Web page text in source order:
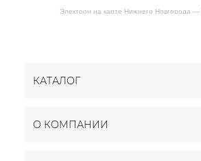
Электрон на карте Нижнего Новгорода
КАТАЛОГ
О КОМПАНИИ